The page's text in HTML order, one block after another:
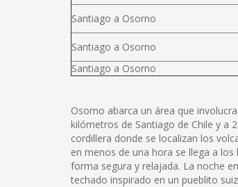
Santiago a Osorno
Santiago a Osorno
Santiago a Osorno
Osorno abarca un área que
kilómetros de Santiago de Chile y a
cordillera donde se localizan los
en menos de una hora se llega a
forma segura y relajada. La noche
techado inspirado en un pueblito